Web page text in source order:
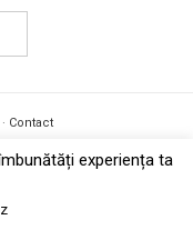
· Contact
experiența ta